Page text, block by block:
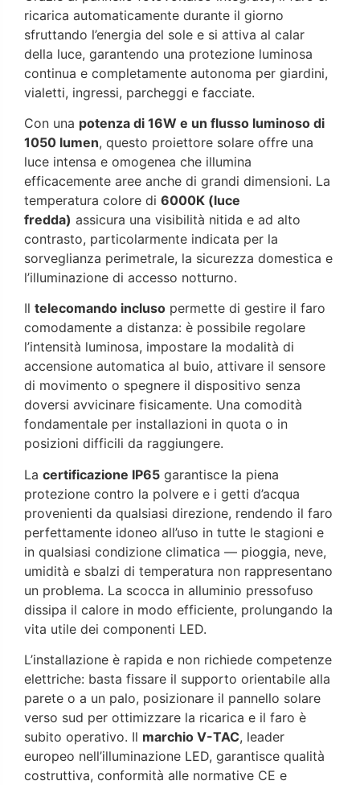
ricarica automaticamente durante il giorno
sfruttando l’energia del sole e si attiva al calar
della luce, garantendo una protezione luminosa
continua e completamente autonoma per giardini,
vialetti, ingressi, parcheggi e facciate.
Con una potenza di 16W e un flusso luminoso di
1050 lumen, questo proiettore solare offre una
luce intensa e omogenea che illumina
efficacemente aree anche di grandi dimensioni. La
temperatura colore di 6000K (luce
fredda) assicura una visibilità nitida e ad alto
contrasto, particolarmente indicata per la
sorveglianza perimetrale, la sicurezza domestica e
l’illuminazione di accesso notturno.
Il telecomando incluso permette di gestire il faro
comodamente a distanza: è possibile regolare
l’intensità luminosa, impostare la modalità di
accensione automatica al buio, attivare il sensore
di movimento o spegnere il dispositivo senza
doversi avvicinare fisicamente. Una comodità
fondamentale per installazioni in quota o in
posizioni difficili da raggiungere.
La certificazione IP65 garantisce la piena
protezione contro la polvere e i getti d’acqua
provenienti da qualsiasi direzione, rendendo il faro
perfettamente idoneo all’uso in tutte le stagioni e
in qualsiasi condizione climatica — pioggia, neve,
umidità e sbalzi di temperatura non rappresentano
un problema. La scocca in alluminio pressofuso
dissipa il calore in modo efficiente, prolungando la
vita utile dei componenti LED.
L’installazione è rapida e non richiede competenze
elettriche: basta fissare il supporto orientabile alla
parete o a un palo, posizionare il pannello solare
verso sud per ottimizzare la ricarica e il faro è
subito operativo. Il marchio V-TAC, leader
europeo nell’illuminazione LED, garantisce qualità
costruttiva, conformità alle normative CE e